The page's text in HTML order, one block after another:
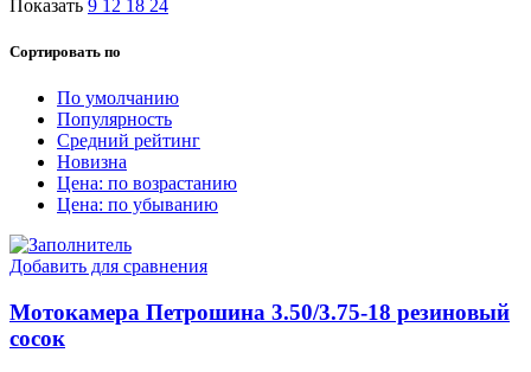
Показать 9 12 18 24
Сортировать по
По умолчанию
Популярность
Средний рейтинг
Новизна
Цена: по возрастанию
Цена: по убыванию
Добавить для сравнения
Мотокамера Петрошина 3.50/3.75-18 резиновый
сосок